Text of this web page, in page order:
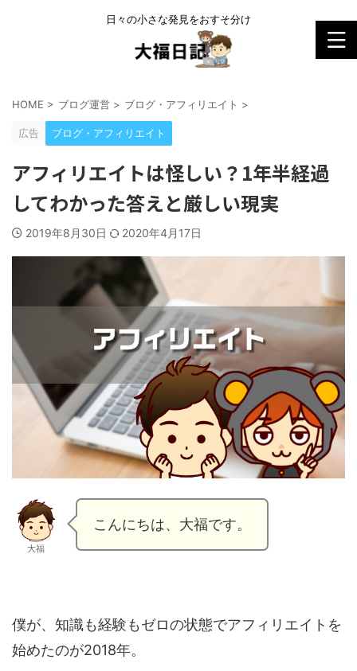
日々の小さな発見をおすそ分け
HOME > ブログ運営 > ブログ・アフィリエイト >
広告 ブログ・アフィリエイト
アフィリエイトは怪しい？1年半経過
してわかった答えと厳しい現実
2019年8月30日 2020年4月17日
大福
こんにちは、大福です。
僕が、知識も経験もゼロの状態でアフィリエイトを
始めたのが2018年。